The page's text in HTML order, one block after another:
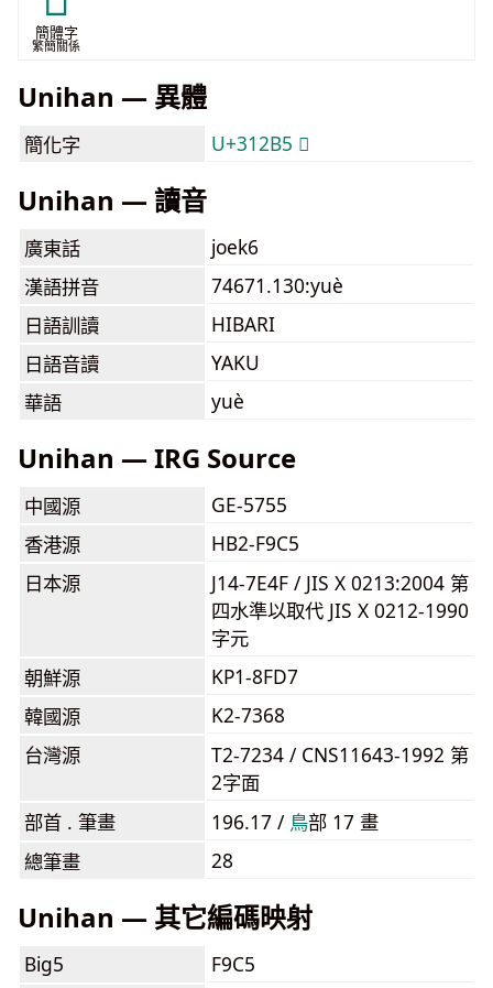
簡體字
繁簡關係
Unihan — 異體
簡化字 U+312B5 𱊵
Unihan — 讀音
廣東話
joek6
漢語拼音
74671.130:yuè
日語訓讀
HIBARI
日語音讀
YAKU
華語
yuè
Unihan — IRG Source
中國源
GE-5755
香港源
HB2-F9C5
日本源
J14-7E4F / JIS X 0213:2004 第
四水準以取代 JIS X 0212-1990
字元
朝鮮源
KP1-8FD7
韓國源
K2-7368
台灣源
T2-7234 / CNS11643-1992 第
2字面
部首 . 筆畫
196.17 / ⿃部 17 畫
總筆畫
28
Unihan — 其它編碼映射
Big5
F9C5